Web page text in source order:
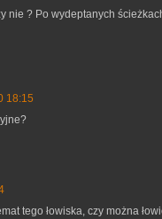
nie ? Po wydeptanych
18:15
tego łowiska, czy można